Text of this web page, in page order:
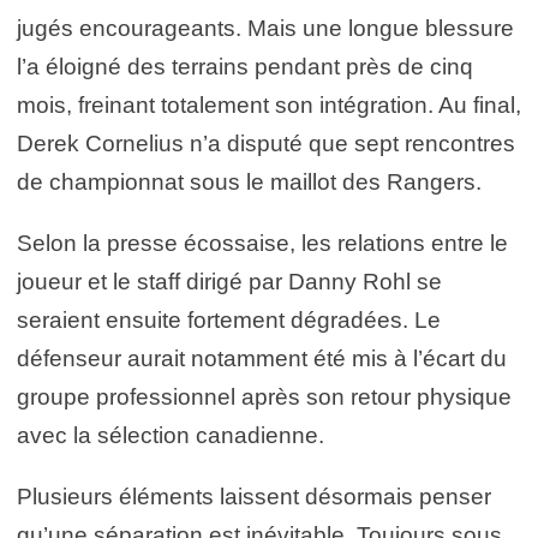
jugés encourageants. Mais une longue blessure
l’a éloigné des terrains pendant près de cinq
mois, freinant totalement son intégration. Au final,
Derek Cornelius n’a disputé que sept rencontres
de championnat sous le maillot des Rangers.
Selon la presse écossaise, les relations entre le
joueur et le staff dirigé par Danny Rohl se
seraient ensuite fortement dégradées. Le
défenseur aurait notamment été mis à l’écart du
groupe professionnel après son retour physique
avec la sélection canadienne.
Plusieurs éléments laissent désormais penser